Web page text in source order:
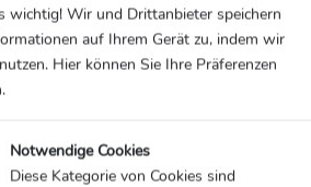
sicher, dass wir von Anfang an
die entsprechende Physis auf
wir in dieser Liga brauchen.“
für Klubs und Trainer“ –
wichtig! Wir und Drittanbieter speichern
auf Ihrem Gerät zu, indem wir
Hier können Sie Ihre Präferenzen
Notwendige Cookies
Diese Kategorie von Cookies sind